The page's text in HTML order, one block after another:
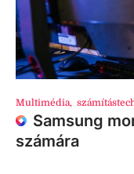
Multimédia,
Samsung
számára